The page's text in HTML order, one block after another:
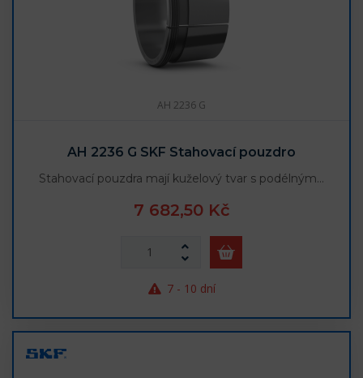
AH 2236 G
AH 2236 G SKF Stahovací pouzdro
Stahovací pouzdra mají kuželový tvar s podélným…
7 682,50 Kč
7 - 10 dní